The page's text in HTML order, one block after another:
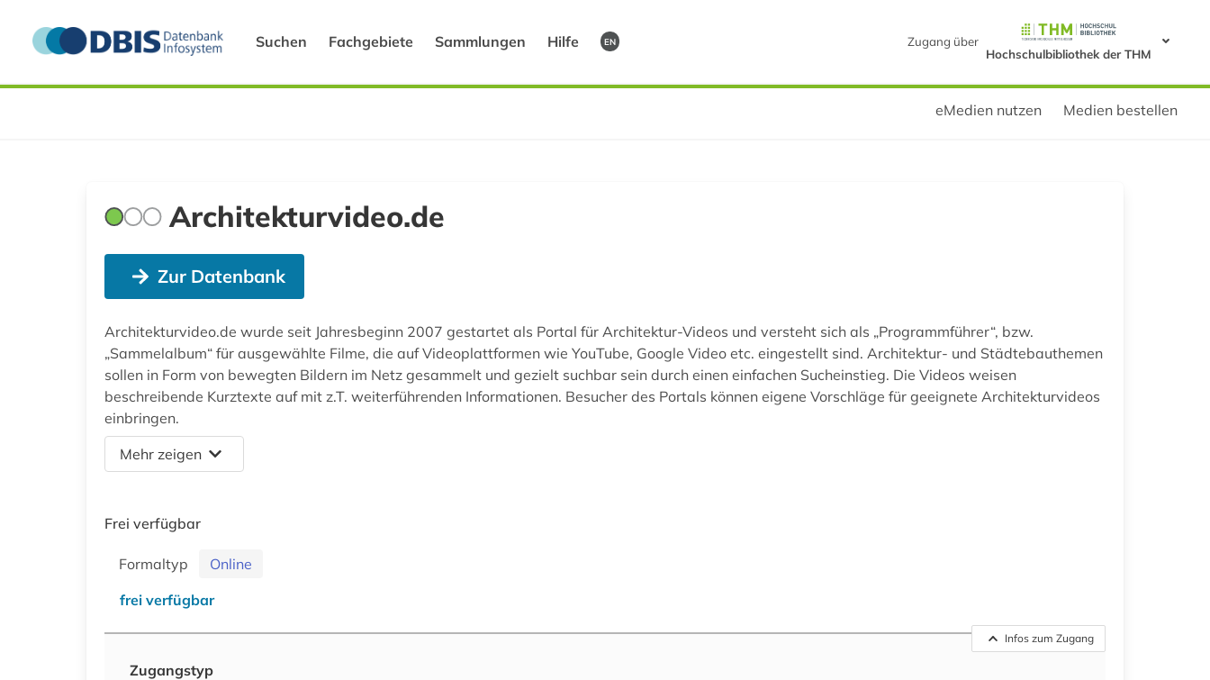
Suchen Fachgebiete Sammlungen Hilfe EN
Zugang über
Hochschulbibliothek der THM
eMedien nutzen Medien bestellen
Architekturvideo.de
Zur Datenbank
Architekturvideo.de wurde seit Jahresbeginn 2007 gestartet als Portal für Architektur-Videos und versteht sich als „Programmführer“, bzw.
„Sammelalbum“ für ausgewählte Filme, die auf Videoplattformen wie YouTube, Google Video etc. eingestellt sind. Architektur- und Städtebauthemen
sollen in Form von bewegten Bildern im Netz gesammelt und gezielt suchbar sein durch einen einfachen Sucheinstieg. Die Videos weisen
beschreibende Kurztexte auf mit z.T. weiterführenden Informationen. Besucher des Portals können eigene Vorschläge für geeignete Architekturvideos
einbringen.
Mehr zeigen
Frei verfügbar
Formaltyp
Online
frei verfügbar
Infos zum Zugang
Zugangstyp